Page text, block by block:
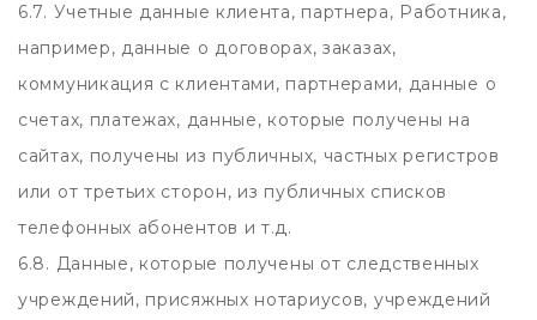
6.7. Учетные данные клиента, партнера, Работника,
например, данные о договорах, заказах,
коммуникация с клиентами, партнерами, данные о
счетах, платежах, данные, которые получены на
сайтах, получены из публичных, частных регистров
или от третьих сторон, из публичных списков
телефонных абонентов и т.д.
6.8. Данные, которые получены от следственных
учреждений, присяжных нотариусов, учреждений